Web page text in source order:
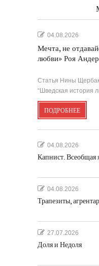
04.08.2026
Мечта, не
любви» Роя
Статья Нины
“Шведская история
ПОДРОБНЕЕ
04.08.2026
Капнист. Всеобщая
04.08.2026
Трапезиты,
27.07.2026
Доля и Недоля